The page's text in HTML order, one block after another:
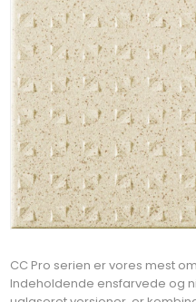
CC Pro serien er vores mest
Indeholdende ensfarvede og